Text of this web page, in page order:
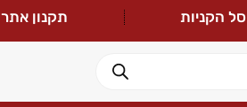
סל הקניות תקנון אתר